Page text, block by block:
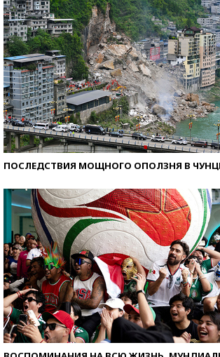
ПОСЛЕДСТВИЯ МОЩНОГО ОПОЛЗНЯ В